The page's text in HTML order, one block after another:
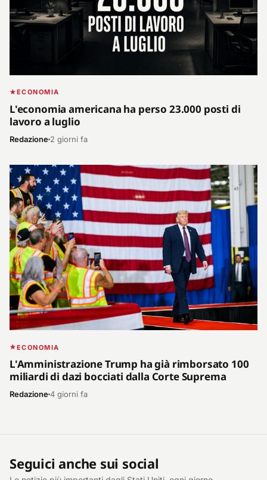
ECONOMIA
L'economia americana ha perso 23.000 posti di
lavoro a luglio
Redazione 2 giorni fa
ECONOMIA
L'Amministrazione Trump ha già rimborsato 100
miliardi di dazi bocciati dalla Corte Suprema
Redazione4 giorni fa
Seguici anche sui social